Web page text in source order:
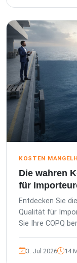
KOSTEN
Die wahren
für
für 2026
Entdecken Sie
Qualität für
Sie Ihre COPQ
3. Jul 2026 14